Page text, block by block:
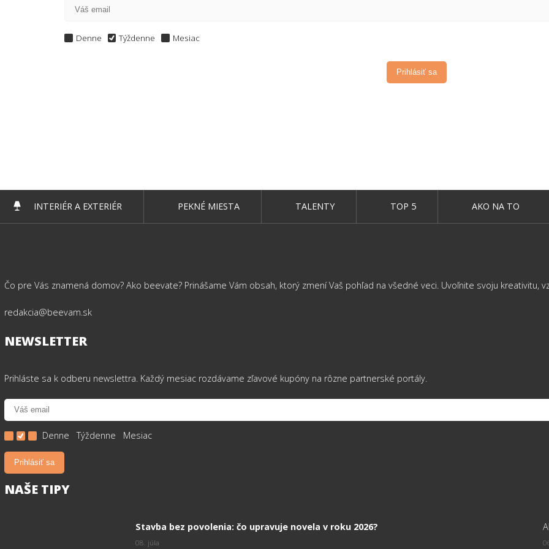
Denne Týždenne Mesiac
INTERIÉR A EXTERIÉR PEKNÉ MIESTA TALENTY TOP 5 AKO NA TO
Čo pre Vás znamená domov? Ako beevate? Prinášame Vám obsah, ktorý zmení Vaš pohľad na všedné veci. Uvoľnite svoju kreativitu,
redakcia@beevam.sk
NEWSLETTER
Prihláste sa k odberu newslettra. Každý mesiac rozdávame zľavové kupóny na rôzne partnerské portály.
Denne Týždenne Mesiac
NAŠE TIPY
Stavba bez povolenia: čo upravuje novela v roku 2026?
08. júla